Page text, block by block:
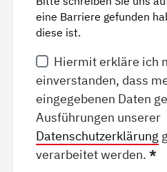
eine Barriere gefunden
diese ist.
Hiermit erkläre ich
einverstanden, dass
eingegebenen Daten
Ausführungen unserer
Datenschutzerklärung
verarbeitet werden.*